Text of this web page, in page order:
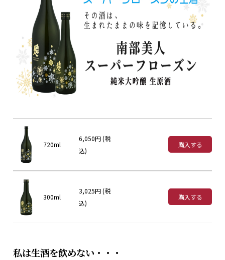
720ml
6,050円 (税
込)
購入する
300ml
3,025円 (税
込)
購入する
私は生酒を飲めない・・・